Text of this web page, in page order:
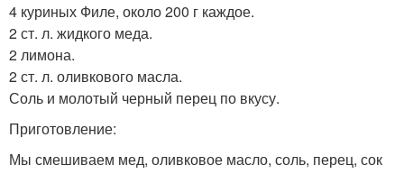
4 куриных Филе, около 200 г каждое.
2 ст. л. жидкого меда.
2 лимона.
2 ст. л. оливкового масла.
Соль и молотый черный перец по вкусу.
Приготовление:
Мы смешиваем мед, оливковое масло, соль, перец, сок